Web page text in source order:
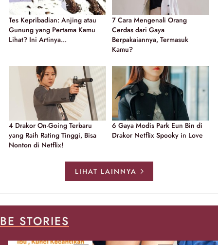
Tes Kepribadian: Anjing atau
Gunung yang Pertama Kamu
Lihat? Ini Artinya...
7 Cara Mengenali Orang
Cerdas dari Gaya
Berpakaiannya, Termasuk
Kamu?
4 Drakor On-Going Terbaru
yang Raih Rating Tinggi, Bisa
Nonton di Netflix!
6 Gaya Modis Park Eun Bin di
Drakor Netflix Spooky in Love
LIHAT LAINNYA
BE STORIES